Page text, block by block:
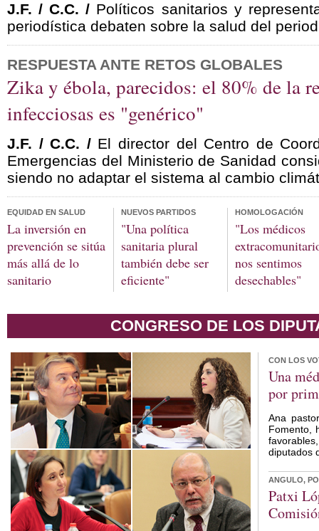
J.F. / C.C. / Políticos sanitarios y
periodística debaten sobre la salud del
RESPUESTA ANTE RETOS GLOBALES
Zika y ébola, parecidos: el 80% de la
infecciosas es "genérico"
J.F. / C.C. / El director del Centro de
Emergencias del Ministerio de Sanidad
siendo no adaptar el sistema al cambio
EQUIDAD EN SALUD
La inversión en
prevención se sitúa
más allá de lo
sanitario
NUEVOS PARTIDOS
"Una política
sanitaria plural
también debe ser
eficiente"
HOMOLOGACIÓN
"Los médicos
nos sentimos
desechables"
CONGRESO DE LOS
CON LOS
Una
por
Ana
Fomento,
diputados
ANGULO,
Patxi